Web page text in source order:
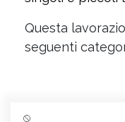
Questa
seguenti